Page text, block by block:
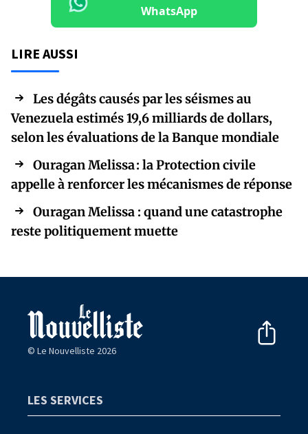
WhatsApp
LIRE AUSSI
Les dégâts causés par les séismes au
Venezuela estimés 19,6 milliards de dollars,
selon les évaluations de la Banque mondiale
Ouragan Melissa : la Protection civile
appelle à renforcer les mécanismes de réponse
Ouragan Melissa : quand une catastrophe
reste politiquement muette
© Le Nouvelliste 2026
LES SERVICES